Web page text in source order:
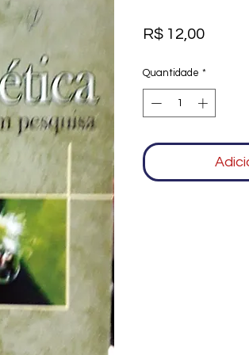
R$ 12,00Preço
Quantidade *